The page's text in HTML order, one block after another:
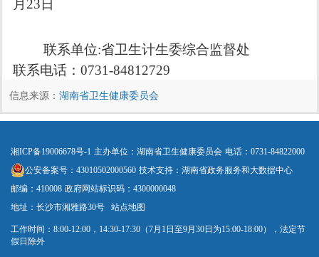
月 23 日
联系单位:省卫生计生委综合监督处
联系电话： 0731-84812729
信息来源： 湖南省卫生健康委员会
湘ICP备19006678号-1 主办单位：湖南省卫生健康委员会 电话：0731-84822000
公安备案号：43010502000560 技术支持：湖南省政务服务和大数据中心
邮编：410008 政府网站标识码：4300000048
地址：长沙市湘雅路30号 站点地图
工作时间：8:00-12:00，14:30-17:30（7月1日至9月30日为15:00-18:00），法定节
假日除外